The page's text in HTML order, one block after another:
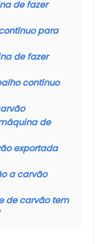
de fazer
para
de fazer
contínuo
de
exportada
a carvão
de carvão tem